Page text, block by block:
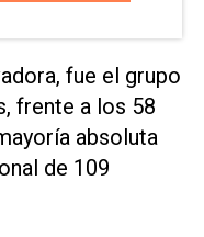
fue el grupo
frente a ‌los 58
absoluta
de 109